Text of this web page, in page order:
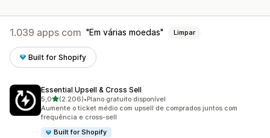
1.039 apps com Em várias moedas Limpar
Built for Shopify
Essential Upsell & Cross Sell
5,0de 5 estrelas
(2.206)
2206 avaliações ao todo
•Plano gratuito disponível
Aumente o ticket médio com upsell de comprados juntos com
frequência e cross-sell
Built for Shopify